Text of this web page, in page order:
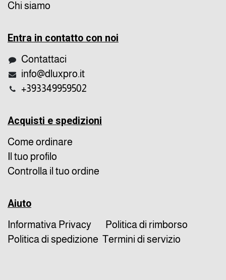
Chi siamo
Entra in contatto con noi
Contattaci
info@dluxpro.it
+393349959502
Acquisti e spedizioni
Come ordinare
Il tuo profilo
Controlla il tuo ordine
Aiuto
Informativa Privacy
Politica di rimborso
Politica di spedizione Termini di servizio